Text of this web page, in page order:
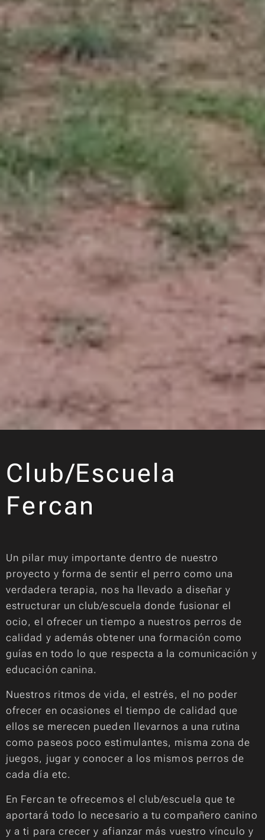
Club/Escuela
Fercan
Un pilar muy importante dentro de nuestro
proyecto y forma de sentir el perro como una
verdadera terapia, nos ha llevado a diseñar y
estructurar un club/escuela donde fusionar el
ocio, el ofrecer un tiempo a nuestros perros de
calidad y además obtener una formación como
guías en todo lo que respecta a la comunicación y
educación canina.
Nuestros ritmos de vida, el estrés, el no poder
ofrecer en ocasiones el tiempo de calidad que
ellos se merecen pueden llevarnos a una rutina
como paseos poco estimulantes, misma zona de
juegos, jugar y conocer a los mismos perros de
cada día etc.
En Fercan te ofrecemos el club/escuela que te
aportará todo lo necesario a tu compañero canino
y a ti para crecer y afianzar más vuestro vínculo y